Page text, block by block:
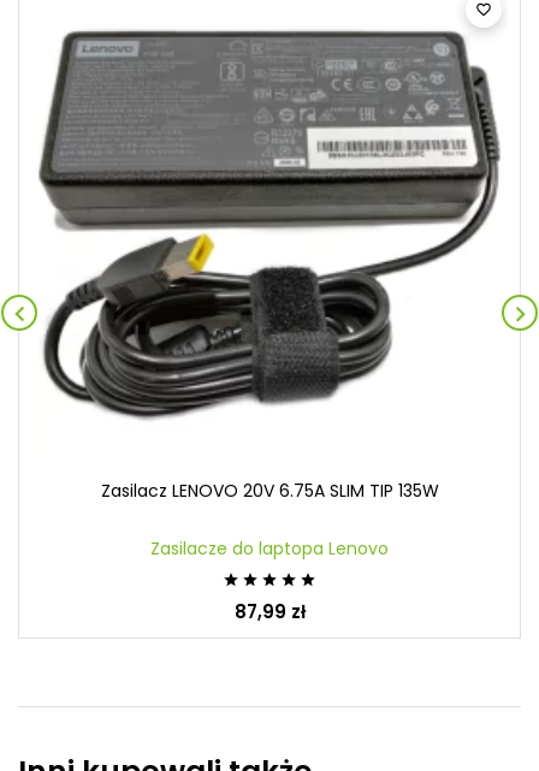


Zasilacz LENOVO 20V 6.75A SLIM TIP 135W
Zasilacze do laptopa Lenovo
    
87,99 zł
